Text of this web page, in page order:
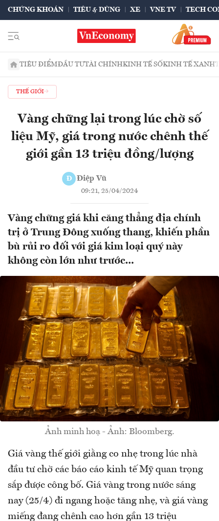
CHỨNG KHOÁN TIÊU & DÙNG XE VNE TV TECH
TIÊU ĐIỂMĐẦU TƯTÀI CHÍNHKINH TẾ SỐKINH TẾ XANH
THẾ GIỚI
Vàng chững lại trong lúc chờ số
liệu Mỹ, giá trong nước chênh thế
giới gần 13 triệu đồng/lượng
Đ Điệp Vũ
09:21, 25/04/2024
Vàng chững giá khi căng thẳng địa chính
trị ở Trung Đông xuống thang, khiến phần
bù rủi ro đối với giá kim loại quý này
không còn lớn như trước...
Ảnh minh hoạ - Ảnh: Bloomberg.
Giá vàng thế giới giằng co nhẹ trong lúc nhà
đầu tư chờ các báo cáo kinh tế Mỹ quan trọng
sắp được công bố. Giá vàng trong nước sáng
nay (25/4) đi ngang hoặc tăng nhẹ, và giá vàng
miếng đang chênh cao hơn gần 13 triệu